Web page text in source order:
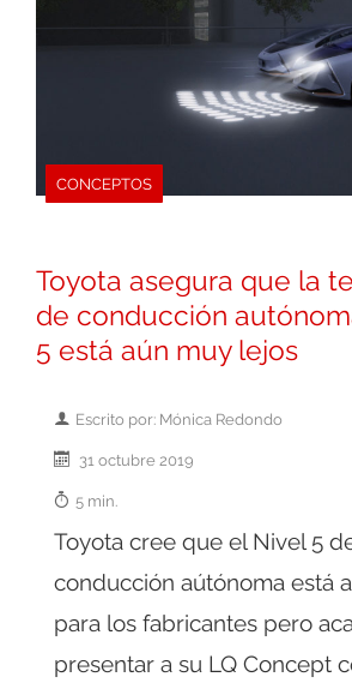
CONCEPTOS
Toyota asegura que la
de conducción
5 está aún muy lejos
Escrito por: Mónica Redondo
31 octubre 2019
5 min.
Toyota cree que el Nivel 5
conducción aútónoma está
para los fabricantes pero
presentar a su LQ Concept